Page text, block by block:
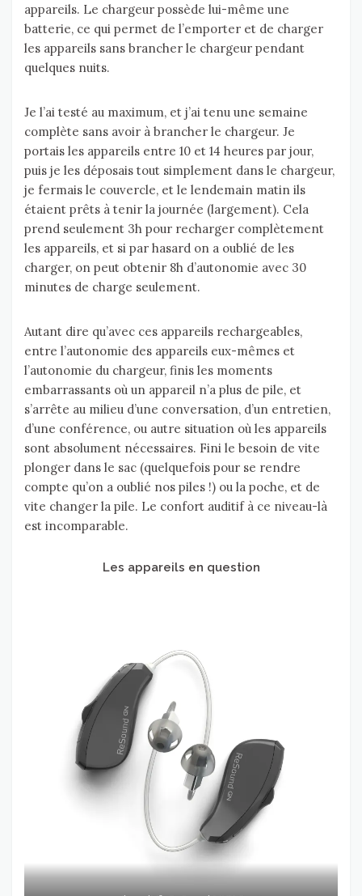
appareils. Le chargeur possède lui-même une
batterie, ce qui permet de l’emporter et de charger
les appareils sans brancher le chargeur pendant
quelques nuits.
Je l’ai testé au maximum, et j’ai tenu une semaine
complète sans avoir à brancher le chargeur. Je
portais les appareils entre 10 et 14 heures par jour,
puis je les déposais tout simplement dans le chargeur,
je fermais le couvercle, et le lendemain matin ils
étaient prêts à tenir la journée (largement). Cela
prend seulement 3h pour recharger complètement
les appareils, et si par hasard on a oublié de les
charger, on peut obtenir 8h d’autonomie avec 30
minutes de charge seulement.
Autant dire qu’avec ces appareils rechargeables,
entre l’autonomie des appareils eux-mêmes et
l’autonomie du chargeur, finis les moments
embarrassants où un appareil n’a plus de pile, et
s’arrête au milieu d’une conversation, d’un entretien,
d’une conférence, ou autre situation où les appareils
sont absolument nécessaires. Fini le besoin de vite
plonger dans le sac (quelquefois pour se rendre
compte qu’on a oublié nos piles !) ou la poche, et de
vite changer la pile. Le confort auditif à ce niveau-là
est incomparable.
Les appareils en question